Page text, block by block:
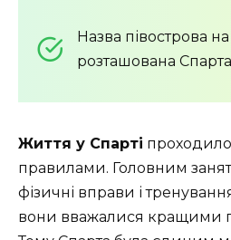
Назва півострова
розташована
Життя у Спарті
правилами. Головним
фізичні вправи і
вони вважалися кращими